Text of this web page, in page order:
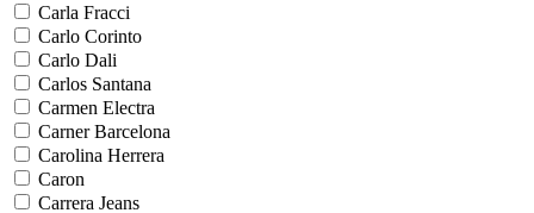
Carla Fracci
Carlo Corinto
Carlo Dali
Carlos Santana
Carmen Electra
Carner Barcelona
Carolina Herrera
Caron
Carrera Jeans